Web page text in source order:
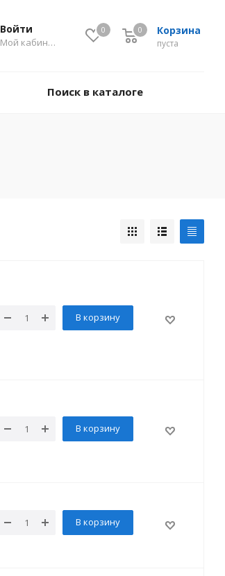
0 Корзина
0
пуста
0
Войти
Мой кабинет
Поиск в каталоге
В корзину
В корзину
В корзину